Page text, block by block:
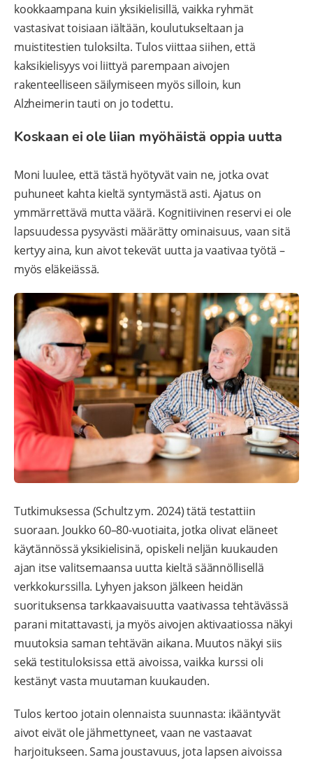
kookkaampana kuin yksikielisillä, vaikka ryhmät
vastasivat toisiaan iältään, koulutukseltaan ja
muistitestien tuloksilta. Tulos viittaa siihen, että
kaksikielisyys voi liittyä parempaan aivojen
rakenteelliseen säilymiseen myös silloin, kun
Alzheimerin tauti on jo todettu.
Koskaan ei ole liian myöhäistä oppia uutta
Moni luulee, että tästä hyötyvät vain ne, jotka ovat
puhuneet kahta kieltä syntymästä asti. Ajatus on
ymmärrettävä mutta väärä. Kognitiivinen reservi ei ole
lapsuudessa pysyvästi määrätty ominaisuus, vaan sitä
kertyy aina, kun aivot tekevät uutta ja vaativaa työtä –
myös eläkeiässä.
Tutkimuksessa (Schultz ym. 2024) tätä testattiin
suoraan. Joukko 60–80-vuotiaita, jotka olivat eläneet
käytännössä yksikielisinä, opiskeli neljän kuukauden
ajan itse valitsemaansa uutta kieltä säännöllisellä
verkkokurssilla. Lyhyen jakson jälkeen heidän
suorituksensa tarkkaavaisuutta vaativassa tehtävässä
parani mitattavasti, ja myös aivojen aktivaatiossa näkyi
muutoksia saman tehtävän aikana. Muutos näkyi siis
sekä testituloksissa että aivoissa, vaikka kurssi oli
kestänyt vasta muutaman kuukauden.
Tulos kertoo jotain olennaista suunnasta: ikääntyvät
aivot eivät ole jähmettyneet, vaan ne vastaavat
harjoitukseen. Sama joustavuus, jota lapsen aivoissa